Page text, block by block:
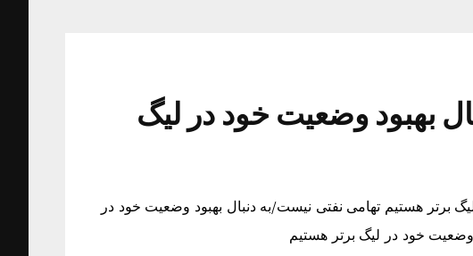
بهبود وضعیت خود در لیگ
برتر هستیم تهامی نفتی نیست/به دنبال بهبود وضعیت خود در
وضعیت خود در لیگ برتر هستیم